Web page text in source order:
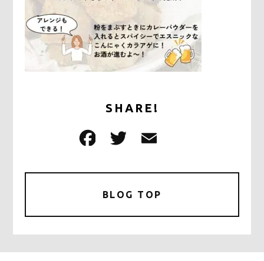
SHARE!
F
c
e
b
o
o
T
it
te
r
ai
BLOG TOP
ONLINESHOP